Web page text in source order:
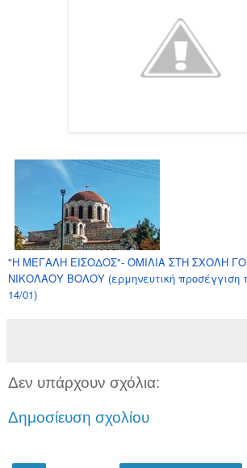
"Η ΜΕΓΑΛΗ ΕΙΣΟΔΟΣ"- ΟΜΙΛΙΑ ΣΤΗ ΣΧΟΛΗ
ΝΙΚΟΛΑΟΥ ΒΟΛΟΥ (ερμηνευτική προσέγγιση
14/01)
Δεν υπάρχουν σχόλια:
Δημοσίευση σχολίου